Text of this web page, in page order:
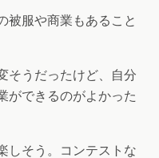
被服や商業もあること
そうだったけど、自分
ができるのがよかった
しそう。コンテストな